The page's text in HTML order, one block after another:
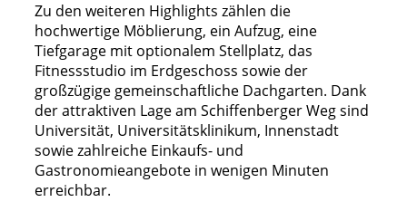
Zu den weiteren Highlights zählen die
hochwertige Möblierung, ein Aufzug, eine
Tiefgarage mit optionalem Stellplatz, das
Fitnessstudio im Erdgeschoss sowie der
großzügige gemeinschaftliche Dachgarten. Dank
der attraktiven Lage am Schiffenberger Weg sind
Universität, Universitätsklinikum, Innenstadt
sowie zahlreiche Einkaufs- und
Gastronomieangebote in wenigen Minuten
erreichbar.